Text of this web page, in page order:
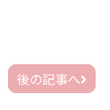
後の記事へ